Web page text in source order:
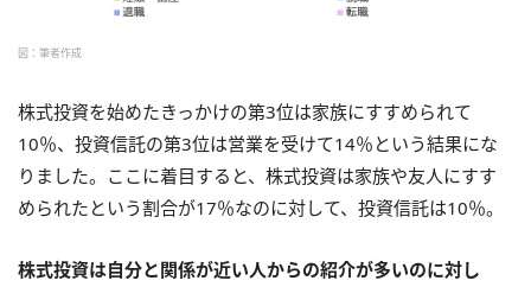
図：筆者作成
株式投資を始めたきっかけの第3位は家族にすすめられて
10％、投資信託の第3位は営業を受けて14％という結果にな
りました。ここに着目すると、株式投資は家族や友人にすす
められたという割合が17％なのに対して、投資信託は10％。
株式投資は自分と関係が近い人からの紹介が多いのに対し